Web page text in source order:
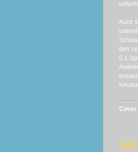
Auch
den
5.1
Cover